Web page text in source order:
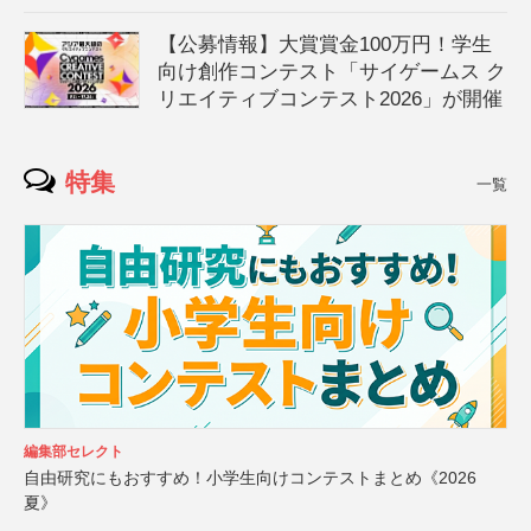
【公募情報】大賞賞金100万円！学生
向け創作コンテスト「サイゲームス ク
リエイティブコンテスト2026」が開催
特集 一覧
編集部セレクト
自由研究にもおすすめ！小学生向けコンテストまとめ《2026
夏》